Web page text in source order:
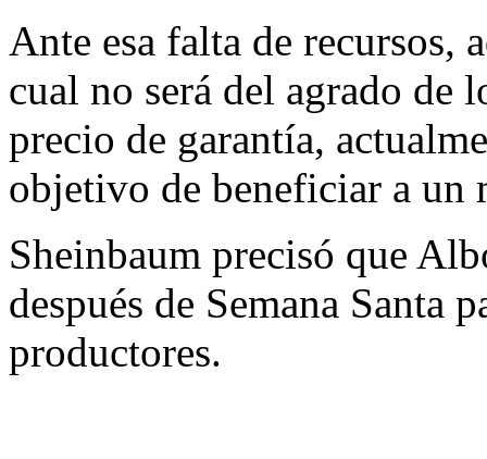
Ante esa falta de recursos,
cual no será del agrado de
precio de garantía,
objetivo de beneficiar a un
Sheinbaum precisó que
después de Semana Santa
productores.